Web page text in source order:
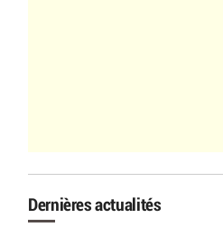
Dernières actualités